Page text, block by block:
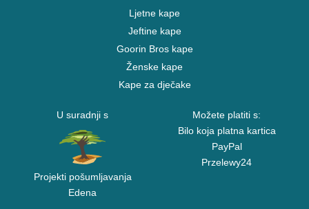
Ljetne kape
Jeftine kape
Goorin Bros kape
Ženske kape
Kape za dječake
U suradnji s
Projekti pošumljavanja
Edena
Možete platiti s:
Bilo koja platna kartica
PayPal
Przelewy24